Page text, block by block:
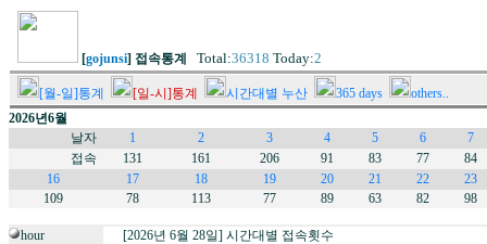
[gojunsi] 접속통계 Total:36318 Today:2
[월-일]통계 [일-시]통계 시간대별 누산 365 days
others..
2026년6월
날자
1 2 3 4 5 6
7
접속
131 161 206 91 83 77
84
16
17 18 19 20 21 22
23
109
78 113 77 89 63 82 98
hour
[2026년 6월 28일] 시간대별 접속횟수